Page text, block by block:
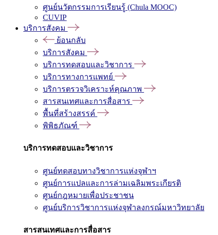
ศูนย์นวัตกรรมการเรียนรู้ (Chula MOOC)
CUVIP
บริการสังคม
ย้อนกลับ
บริการสังคม
บริการทดสอบและวิชาการ
บริการทางการแพทย์
บริการตรวจวิเคราะห์คุณภาพ
สารสนเทศและการสื่อสาร
พื้นที่สร้างสรรค์
พิพิธภัณฑ์
บริการทดสอบและวิชาการ
ศูนย์ทดสอบทางวิชาการแห่งจุฬาฯ
ศูนย์การแปลและการล่ามเฉลิมพระเกียรติ
ศูนย์กฎหมายเพื่อประชาชน
ศูนย์บริการวิชาการแห่งจุฬาลงกรณ์มหาวิทยาลัย
สารสนเทศและการสื่อสาร